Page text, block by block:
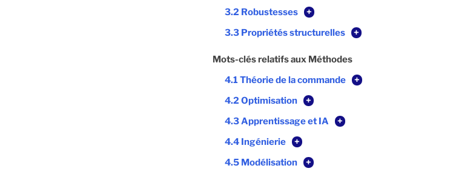
3.2 Robustesses
+
3.3 Propriétés structurelles
+
Mots-clés relatifs aux Méthodes
4.1 Théorie de la commande
+
4.2 Optimisation
+
4.3 Apprentissage et IA
+
4.4 Ingénierie
+
4.5 Modélisation
+